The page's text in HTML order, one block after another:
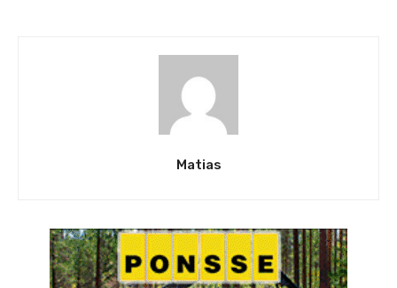
Matias